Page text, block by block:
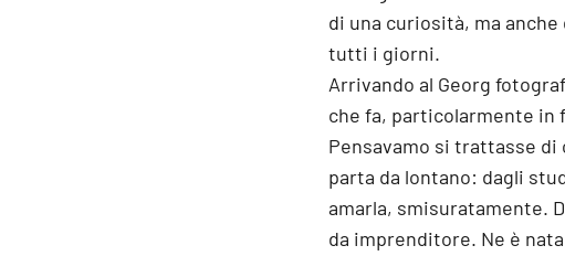
di una curiosità, ma
tutti i giorni.
Arrivando al Georg
che fa, particolarmente in
Pensavamo si trattasse
parta da lontano: dagli
amarla, smisuratamente.
da imprenditore. Ne è